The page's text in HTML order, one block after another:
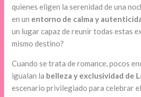
quienes eligen la serenidad de una
en un entorno de calma y
un lugar capaz de reunir todas estas
mismo destino?
Cuando se trata de romance, pocos
igualan la belleza y exclusividad de
escenario privilegiado para celebrar